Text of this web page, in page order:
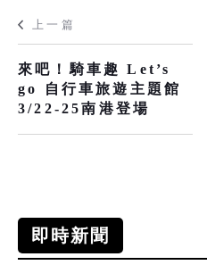
上一篇
來吧！騎車趣 Let’s
go 自行車旅遊主題館
3/22-25南港登場
即時新聞